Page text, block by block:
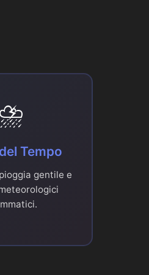
⛈️
Tempo
gentile e